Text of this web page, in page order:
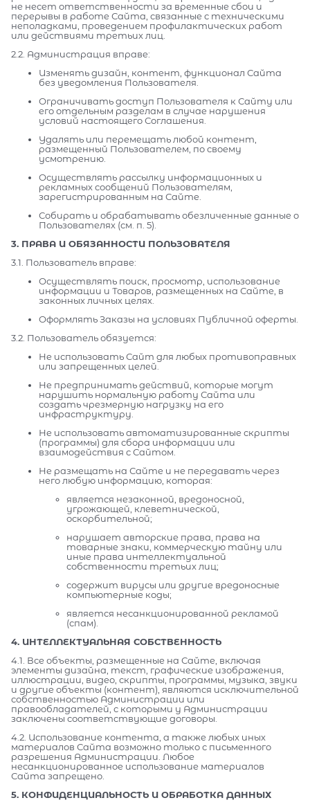
не несет ответственности за временные сбои и
перерывы в работе Сайта, связанные с техническими
неполадками, проведением профилактических работ
или действиями третьих лиц.
2.2. Администрация вправе:
Изменять дизайн, контент, функционал Сайта
без уведомления Пользователя.
Ограничивать доступ Пользователя к Сайту или
его отдельным разделам в случае нарушения
условий настоящего Соглашения.
Удалять или перемещать любой контент,
размещенный Пользователем, по своему
усмотрению.
Осуществлять рассылку информационных и
рекламных сообщений Пользователям,
зарегистрированным на Сайте.
Собирать и обрабатывать обезличенные данные о
Пользователях (см. п. 5).
3. ПРАВА И ОБЯЗАННОСТИ ПОЛЬЗОВАТЕЛЯ
3.1. Пользователь вправе:
Осуществлять поиск, просмотр, использование
информации и Товаров, размещенных на Сайте, в
законных личных целях.
Оформлять Заказы на условиях Публичной оферты.
3.2. Пользователь обязуется:
Не использовать Сайт для любых противоправных
или запрещенных целей.
Не предпринимать действий, которые могут
нарушить нормальную работу Сайта или
создать чрезмерную нагрузку на его
инфраструктуру.
Не использовать автоматизированные скрипты
(программы) для сбора информации или
взаимодействия с Сайтом.
Не размещать на Сайте и не передавать через
него любую информацию, которая:
является незаконной, вредоносной,
угрожающей, клеветнической,
оскорбительной;
нарушает авторские права, права на
товарные знаки, коммерческую тайну или
иные права интеллектуальной
собственности третьих лиц;
содержит вирусы или другие вредоносные
компьютерные коды;
является несанкционированной рекламой
(спам).
4. ИНТЕЛЛЕКТУАЛЬНАЯ СОБСТВЕННОСТЬ
4.1. Все объекты, размещенные на Сайте, включая
элементы дизайна, текст, графические изображения,
иллюстрации, видео, скрипты, программы, музыка, звуки
и другие объекты (контент), являются исключительной
собственностью Администрации или
правообладателей, с которыми у Администрации
заключены соответствующие договоры.
4.2. Использование контента, а также любых иных
материалов Сайта возможно только с письменного
разрешения Администрации. Любое
несанкционированное использование материалов
Сайта запрещено.
5. КОНФИДЕНЦИАЛЬНОСТЬ И ОБРАБОТКА ДАННЫХ